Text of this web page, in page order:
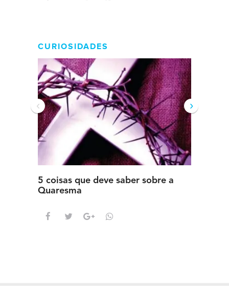
CURIOSIDADES
5 coisas que deve saber sobre a
Quaresma
‹ ›